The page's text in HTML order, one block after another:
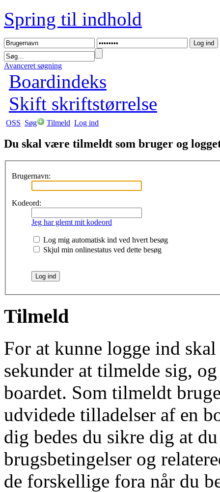
Spring til indhold
Avanceret søgning
Boardindeks
Skift skriftstørrelse
OSS Søg Tilmeld Log ind
Du skal være tilmeldt som bruger og
Brugernavn:
Kodeord:
Jeg har glemt mit kodeord
Log mig automatisk ind ved hvert besøg
Skjul min onlinestatus ved dette besøg
Tilmeld
For at kunne logge ind
sekunder at tilmelde sig,
boardet. Som tilmeldt
udvidede tilladelser af en
dig bedes du sikre dig at
brugsbetingelser og
de forskellige fora når du